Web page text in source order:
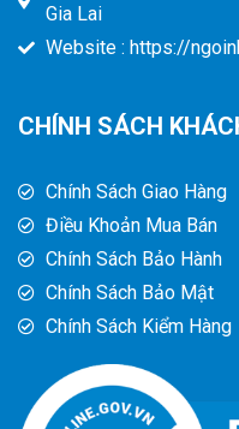
Gia Lai
Website : https://
CHÍNH SÁCH
Chính Sách Giao Hàng
Điều Khoản Mua Bán
Chính Sách Bảo Hành
Chính Sách Bảo Mật
Chính Sách Kiểm Hàng